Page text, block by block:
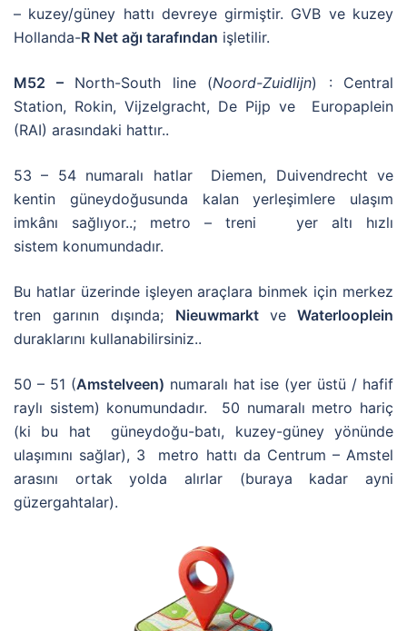
– kuzey/güney hattı devreye girmiştir. GVB ve kuzey
Hollanda-R Net ağı tarafından işletilir.
M52 –North-South line (Noord-Zuidlijn) : Central
Station, Rokin, Vijzelgracht, De Pijp ve Europaplein
(RAI) arasındaki hattır..
53 – 54 numaralı hatlar Diemen, Duivendrecht ve
kentin güneydoğusunda kalan yerleşimlere ulaşım
imkânı sağlıyor..; metro – treni yer altı hızlı
sistem konumundadır.
Bu hatlar üzerinde işleyen araçlara binmek için merkez
tren garının dışında; Nieuwmarkt ve Waterlooplein
duraklarını kullanabilirsiniz..
50 – 51 (Amstelveen) numaralı hat ise (yer üstü / hafif
raylı sistem) konumundadır. 50 numaralı metro hariç
(ki bu hat güneydoğu-batı, kuzey-güney yönünde
ulaşımını sağlar), 3 metro hattı da Centrum – Amstel
arasını ortak yolda alırlar (buraya kadar ayni
güzergahtalar).